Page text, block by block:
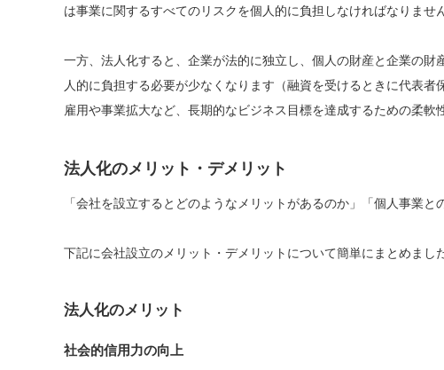
は事業に関するすべてのリスクを個人的に負担しなければなりません
一方、法人化すると、企業が法的に独立し、個人の財産と企業の
人的に負担する必要が少なくなります（融資を受けるときに代表
雇用や事業拡大など、長期的なビジネス目標を達成するための柔軟
法人化のメリット・デメリット
「会社を設立するとどのようなメリットがあるのか」「個人事業
下記に会社設立のメリット・デメリットについて簡単にまとめまし
法人化のメリット
社会的信用力の向上